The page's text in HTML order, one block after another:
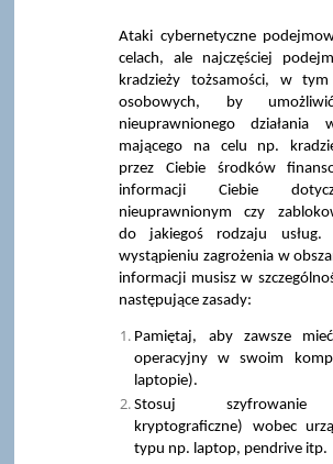
Ataki cybernetyczne
celach, ale najczęściej
kradzieży tożsamości, w
osobowych, by
nieuprawnionego
mającego na celu np.
przez Ciebie środków
informacji Ciebie
nieuprawnionym czy
do jakiegoś rodzaju usług.
wystąpieniu zagrożenia w
informacji musisz w
następujące zasady:
Pamiętaj, aby zawsze
operacyjny w swoim
laptopie).
Stosuj szyfrowanie
kryptograficzne) wobec
typu np. laptop, pendrive itp.